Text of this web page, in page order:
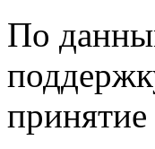
По